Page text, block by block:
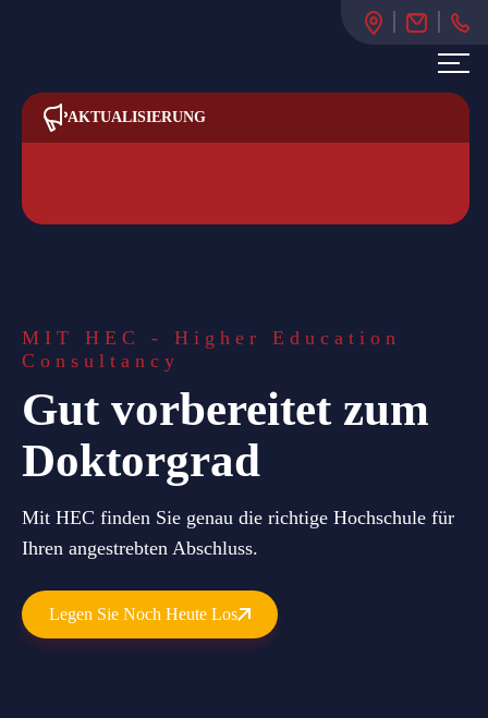
AKTUALISIERUNG
MIT HEC - Higher Education
Consultancy
Gut vorbereitet zum
Doktorgrad
Mit HEC finden Sie genau die richtige Hochschule für
Ihren angestrebten Abschluss.
Legen Sie Noch Heute Los